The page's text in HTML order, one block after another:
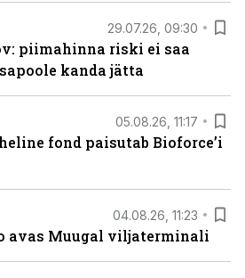
29.07.26, 09:30
piimahinna riski ei saa
kanda jätta
05.08.26, 11:17
fond paisutab Bioforce’i
04.08.26, 11:23
avas Muugal viljaterminali